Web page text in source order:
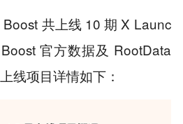
共上线 10 期 X Launc
官方数据及 RootData
线项目详情如下：